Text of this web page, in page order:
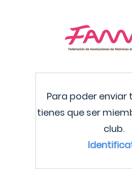
Para poder enviar
tienes que ser
club.